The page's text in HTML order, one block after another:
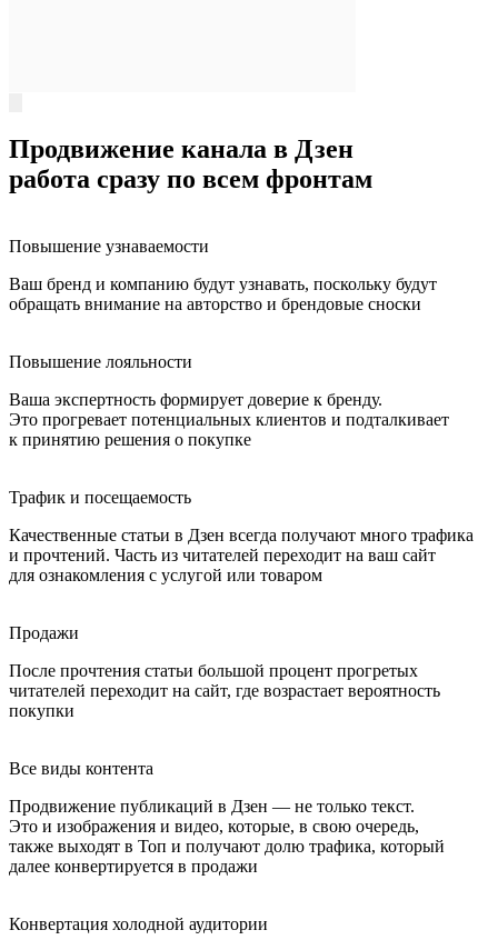
Продвижение канала в Дзен
работа сразу по всем фронтам
Повышение узнаваемости
Ваш бренд и компанию будут узнавать, поскольку будут
обращать внимание на авторство и брендовые сноски
Повышение лояльности
Ваша экспертность формирует доверие к бренду.
Это прогревает потенциальных клиентов и подталкивает
к принятию решения о покупке
Трафик и посещаемость
Качественные статьи в Дзен всегда получают много трафика
и прочтений. Часть из читателей переходит на ваш сайт
для ознакомления с услугой или товаром
Продажи
После прочтения статьи большой процент прогретых
читателей переходит на сайт, где возрастает вероятность
покупки
Все виды контента
Продвижение публикаций в Дзен — не только текст.
Это и изображения и видео, которые, в свою очередь,
также выходят в Топ и получают долю трафика, который
далее конвертируется в продажи
Конвертация холодной аудитории